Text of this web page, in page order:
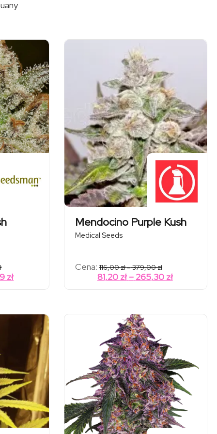
Zakres
cen:
od
49,50 zł
złZakres
cen:
do
163,59 zł
Mendocino Purple Kush
Medical Seeds
Cena: 116,00zł–379,00złZakres
cen:
od
116,00 zł
81,20 zł – 265,30 złZakres
cen:
do